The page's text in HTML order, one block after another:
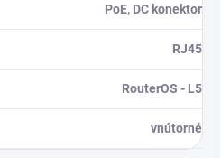
PoE, DC konektor
RJ45
RouterOS - L5
vnútorné